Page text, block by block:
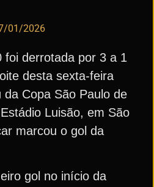
01/2026
foi derrotada por 3 a 1
desta sexta-feira
Copa São Paulo de
Luisão, em São
marcou o gol da
gol no início da